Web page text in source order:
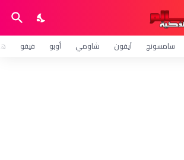
سامسونج آيفون شاومي أوبو فيفو